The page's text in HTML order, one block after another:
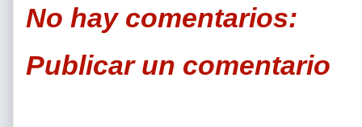
No hay comentarios:
Publicar un comentario